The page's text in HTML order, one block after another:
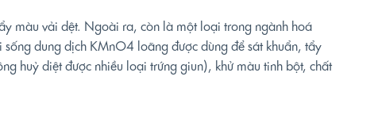
màu vải dệt. Ngoài ra, còn là một loại trong ngành hoá
dung dịch KMnO4 loãng được dùng để sát khuẩn, tẩy
huỷ diệt được nhiều loại trứng giun), khử màu tinh bột, chất